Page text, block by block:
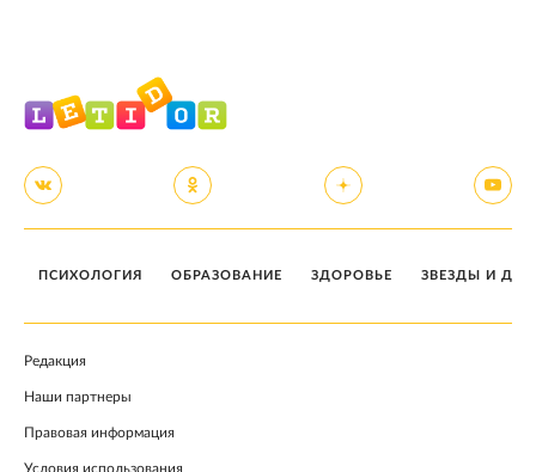
ПСИХОЛОГИЯ ОБРАЗОВАНИЕ ЗДОРОВЬЕ ЗВЕЗДЫ И
Редакция
Наши партнеры
Правовая информация
Условия использования